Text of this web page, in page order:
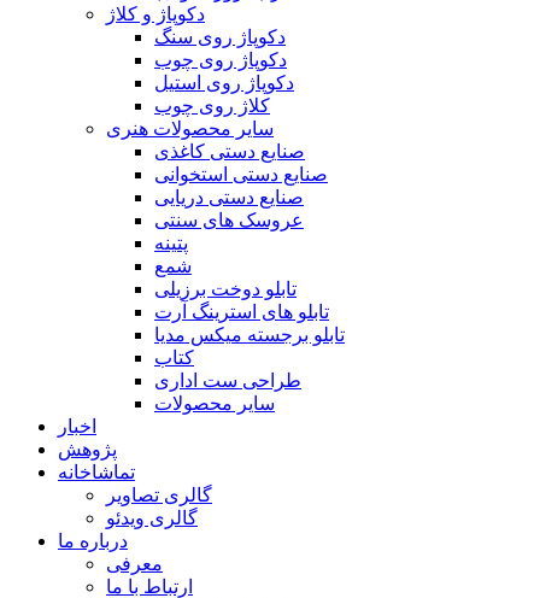
دکوپاژ و کلاژ
دکوپاژ روی سنگ
دکوپاژ روی چوب
دکوپاژ روی استیل
کلاژ روی چوب
سایر محصولات هنری
صنایع دستی کاغذی
صنایع دستی استخوانی
صنایع دستی دریایی
عروسک های سنتی
پتینه
شمع
تابلو دوخت برزیلی
تابلو های استرینگ آرت
تابلو برجسته میکس مدیا
کتاب
طراحی ست اداری
سایر محصولات
اخبار
پژوهش
تماشاخانه
گالری تصاویر
گالری ویدئو
درباره ما
معرفی
ارتباط با ما